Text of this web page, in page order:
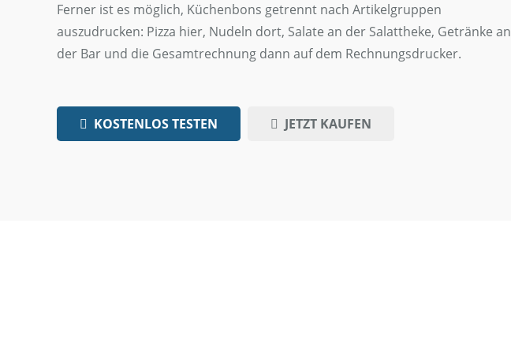
Ferner ist es möglich, Küchenbons getrennt nach Artikelgruppen
auszudrucken: Pizza hier, Nudeln dort, Salate an der Salattheke, Getränke an
der Bar und die Gesamtrechnung dann auf dem Rechnungsdrucker.
KOSTENLOS TESTEN JETZT KAUFEN